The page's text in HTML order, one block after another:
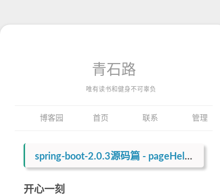
青石路
唯有读书和健身不可辜负
博客园 首页 联系 管理
spring-boot-2.0.3源码篇 - pageHelper分页，绝对有值得你看的地方
开心一刻